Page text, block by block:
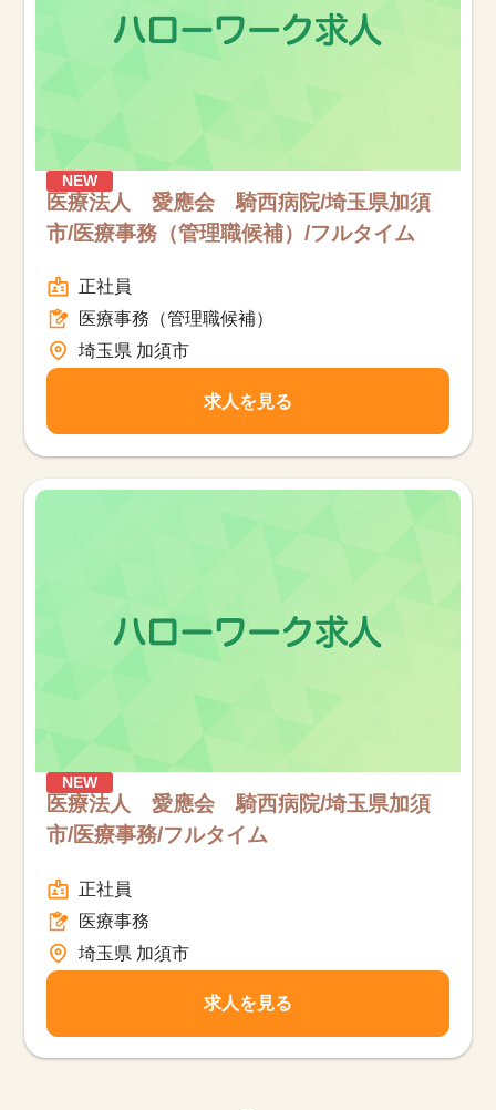
NEW
医療法人 愛應会 騎西病院/埼玉県加須
市/医療事務（管理職候補）/フルタイム
正社員
医療事務（管理職候補）
埼玉県 加須市
求人を見る
NEW
医療法人 愛應会 騎西病院/埼玉県加須
市/医療事務/フルタイム
正社員
医療事務
埼玉県 加須市
求人を見る